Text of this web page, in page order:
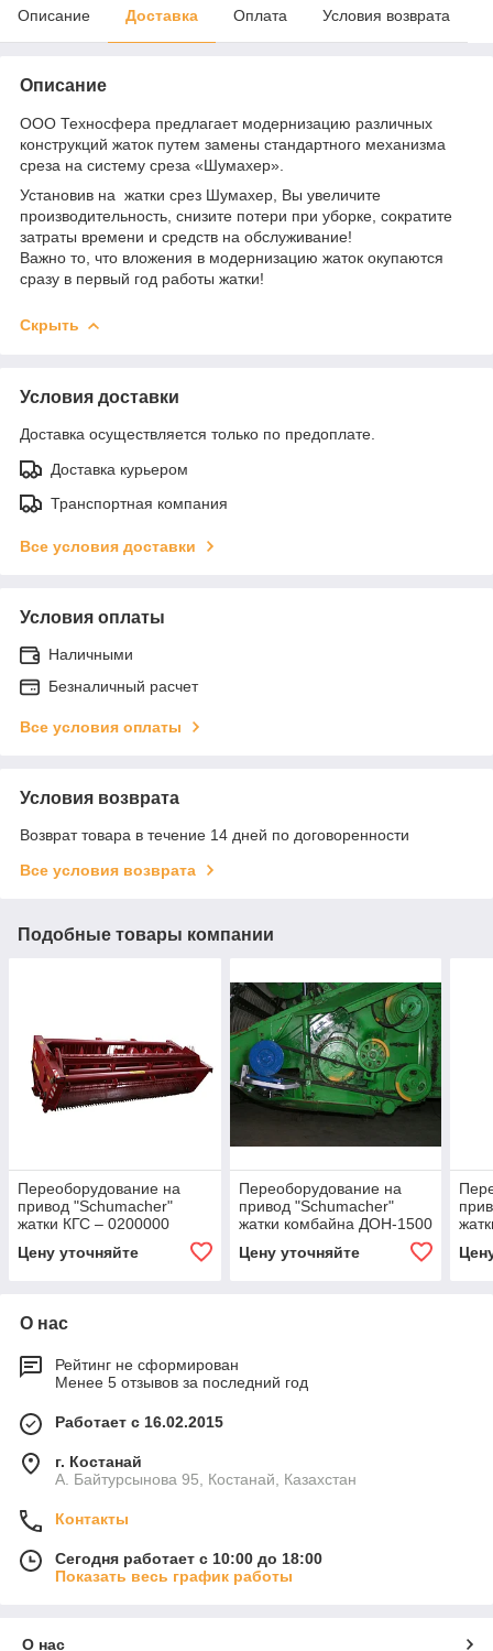
Описание Доставка Оплата Условия возврата
Описание
ООО Техносфера предлагает модернизацию различных
конструкций жаток путем замены стандартного механизма
среза на систему среза «Шумахер».
Установив на жатки срез Шумахер, Вы увеличите
производительность, снизите потери при уборке, сократите
затраты времени и средств на обслуживание!
Важно то, что вложения в модернизацию жаток окупаются
сразу в первый год работы жатки!
Скрыть
Условия доставки
Доставка осуществляется только по предоплате.
Доставка курьером
Транспортная компания
Все условия доставки
Условия оплаты
Наличными
Безналичный расчет
Все условия оплаты
Условия возврата
Возврат товара в течение 14 дней по договоренности
Все условия возврата
Подобные товары компании
Переоборудование на
привод "Schumacher"
жатки КГС – 0200000
комбайна «ПАЛЕССЕ»
Цену уточняйте
Переоборудование на
привод "Schumacher"
жатки комбайна ДОН-1500
Цену уточняйте
О нас
Рейтинг не сформирован
Менее 5 отзывов за последний год
Работает с 16.02.2015
г. Костанай
А. Байтурсынова 95, Костанай, Казахстан
Контакты
Сегодня работает с 10:00 до 18:00
Показать весь график работы
О нас